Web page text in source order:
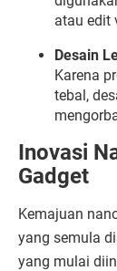
atau edit
Desain
Karena
tebal,
Inovasi
Gadget
Kemajuan
yang semula
yang mulai